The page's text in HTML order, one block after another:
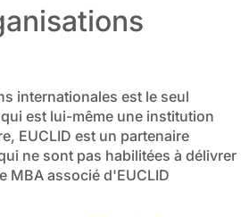
internationales est le seul
est lui-même une institution
EUCLID est un partenaire
ne sont pas habilitées à délivrer
MBA associé d'EUCLID